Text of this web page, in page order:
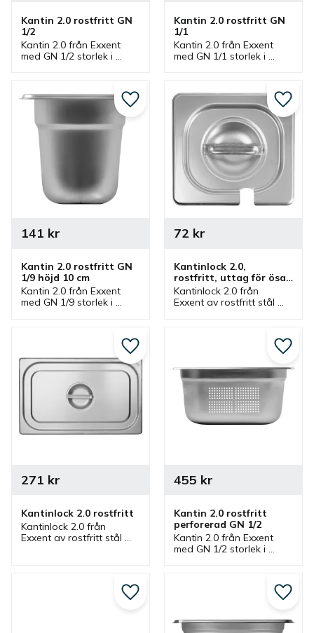
Kantin 2.0 rostfritt GN
1/2
Kantin 2.0 från Exxent
med GN 1/2 storlek i
gastronormkantin som
passar bra i storkök.
Kantin 2.0 rostfritt GN
1/1
Kantin 2.0 från Exxent
med GN 1/1 storlek i
gastronormkantin som
passar bra i storkök.
Kantin 2.0 rostfritt GN
1/9 höjd 10 cm
Kantin 2.0 från Exxent
med GN 1/9 storlek i
som passar bra i storkök.
141 kr
Lägg till i favoriter
Kantinlock 2.0,
rostfritt, uttag för ösa,
GN 1/6
Kantinlock 2.0 från
Exxent av rostfritt stål
gastronormkantiner 2.0
72 kr
Lägg
Kantinlock 2.0 rostfritt
Kantinlock 2.0 från
Exxent av rostfritt stål
gastronormkantiner 2.0
från Exxent och passar
271 kr
Lägg till i favoriter
Kantin 2.0 rostfritt
perforerad GN 1/2
Kantin 2.0 från Exxent
med GN 1/2 storlek i
gastronormkantin som
455 kr
Lägg
Lägg till i favoriter Lägg